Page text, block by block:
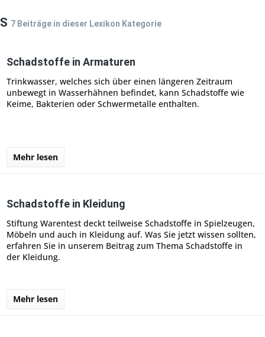
S 7 Beiträge in dieser Lexikon Kategorie
Schadstoffe in Armaturen
Trinkwasser, welches sich über einen längeren Zeitraum
unbewegt in Wasserhähnen befindet, kann Schadstoffe wie
Keime, Bakterien oder Schwermetalle enthalten.
Mehr lesen
Schadstoffe in Kleidung
Stiftung Warentest deckt teilweise Schadstoffe in Spielzeugen,
Möbeln und auch in Kleidung auf. Was Sie jetzt wissen sollten,
erfahren Sie in unserem Beitrag zum Thema Schadstoffe in
der Kleidung.
Mehr lesen